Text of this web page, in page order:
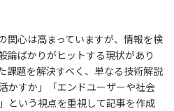
関心は高まっていますが、情報を検
論ばかりがヒットする現状があり
課題を解決すべく、単なる技術解説
かすか」「エンドユーザーや社会
という視点を重視して記事を作成